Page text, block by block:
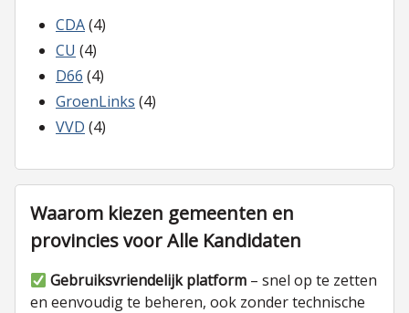
CDA(4)
CU (4)
D66 (4)
GroenLinks (4)
VVD (4)
Waarom kiezen gemeenten en
provincies voor Alle Kandidaten
Gebruiksvriendelijk platform – snel op te zetten
en eenvoudig te beheren, ook zonder technische